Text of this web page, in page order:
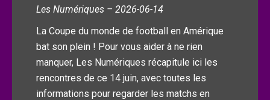
Les Numériques – 2026-06-14
La Coupe du monde de football en Amérique
bat son plein ! Pour vous aider à ne rien
manquer, Les Numériques récapitule ici les
rencontres de ce 14 juin, avec toutes les
informations pour regarder les matchs en